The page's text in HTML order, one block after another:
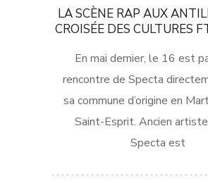
LA SCÈNE RAP AUX
CROISÉE DES CULTURES
En mai dernier, le 16 est
rencontre de Specta
sa commune d’origine en
Saint-Esprit. Ancien artiste
Specta est